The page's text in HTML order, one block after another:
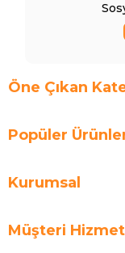
Öne Çıkan
Popüler
Kurumsal
Müşteri